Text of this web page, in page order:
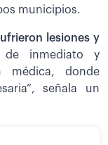
municipios.
lesiones y
de inmediato y
médica, donde
señala un